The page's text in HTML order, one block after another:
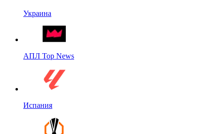
Украина
АПЛ Top News
Испания